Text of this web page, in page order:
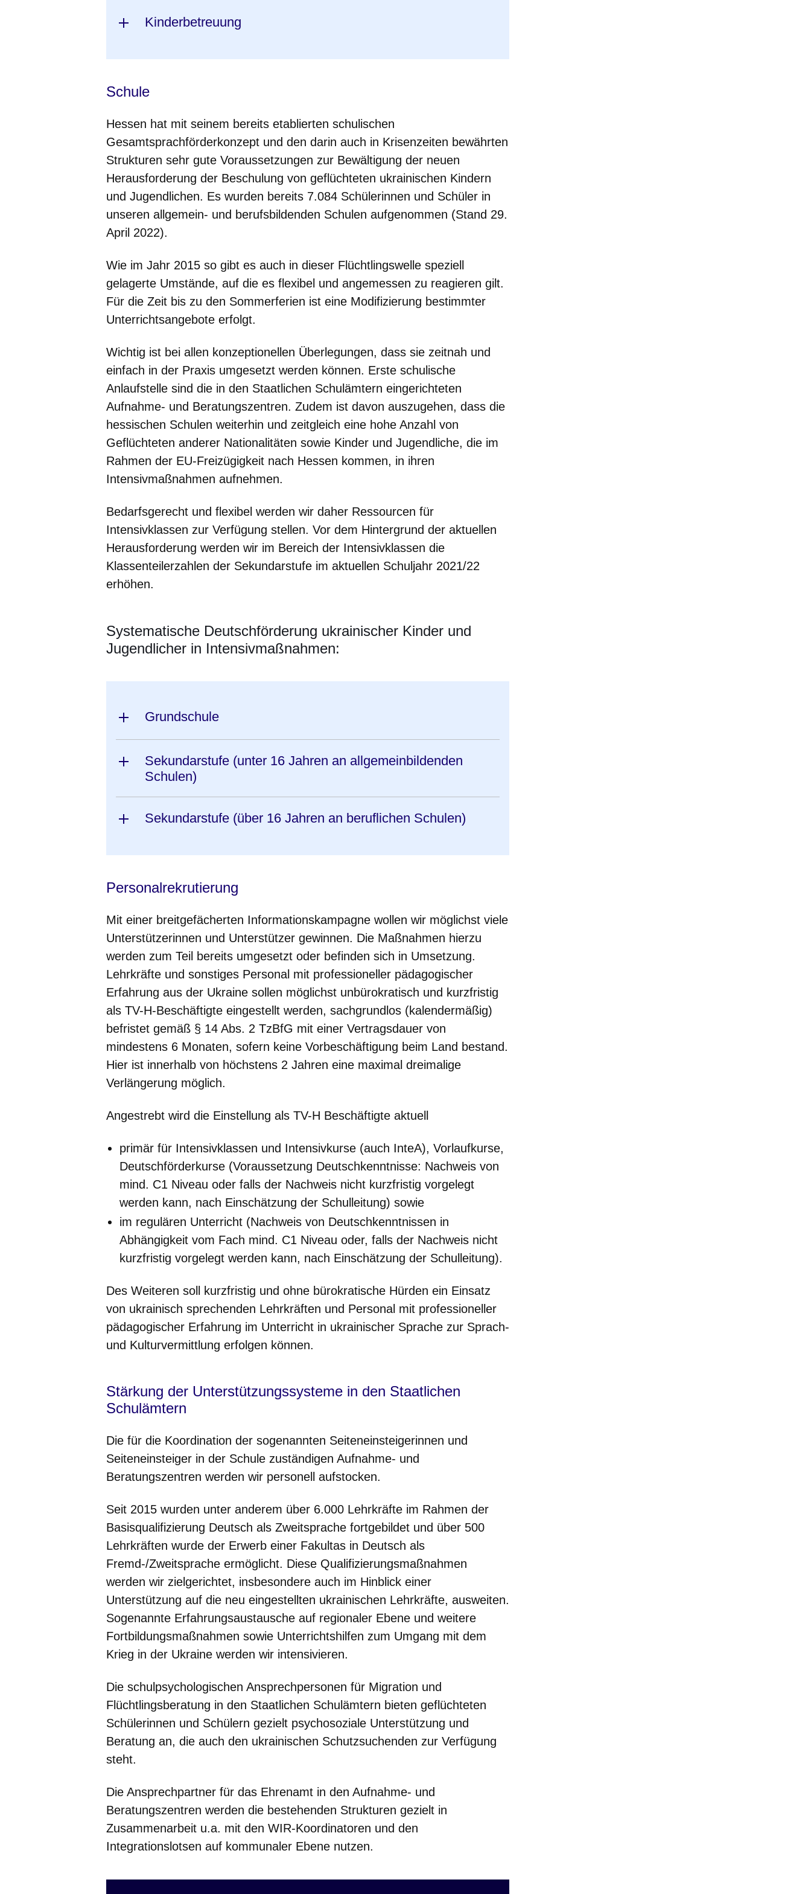
Kinderbetreuung
Schule
Hessen hat mit seinem bereits etablierten schulischen
Gesamtsprachförderkonzept und den darin auch in Krisenzeiten bewährten
Strukturen sehr gute Voraussetzungen zur Bewältigung der neuen
Herausforderung der Beschulung von geflüchteten ukrainischen Kindern
und Jugendlichen. Es wurden bereits 7.084 Schülerinnen und Schüler in
unseren allgemein- und berufsbildenden Schulen aufgenommen (Stand 29.
April 2022).
Wie im Jahr 2015 so gibt es auch in dieser Flüchtlingswelle speziell
gelagerte Umstände, auf die es flexibel und angemessen zu reagieren gilt.
Für die Zeit bis zu den Sommerferien ist eine Modifizierung bestimmter
Unterrichtsangebote erfolgt.
Wichtig ist bei allen konzeptionellen Überlegungen, dass sie zeitnah und
einfach in der Praxis umgesetzt werden können. Erste schulische
Anlaufstelle sind die in den Staatlichen Schulämtern eingerichteten
Aufnahme- und Beratungszentren. Zudem ist davon auszugehen, dass die
hessischen Schulen weiterhin und zeitgleich eine hohe Anzahl von
Geflüchteten anderer Nationalitäten sowie Kinder und Jugendliche, die im
Rahmen der EU-Freizügigkeit nach Hessen kommen, in ihren
Intensivmaßnahmen aufnehmen.
Bedarfsgerecht und flexibel werden wir daher Ressourcen für
Intensivklassen zur Verfügung stellen. Vor dem Hintergrund der aktuellen
Herausforderung werden wir im Bereich der Intensivklassen die
Klassenteilerzahlen der Sekundarstufe im aktuellen Schuljahr 2021/22
erhöhen.
Systematische Deutschförderung ukrainischer Kinder und
Jugendlicher in Intensivmaßnahmen:
Grundschule
Sekundarstufe (unter 16 Jahren an allgemeinbildenden
Schulen)
Sekundarstufe (über 16 Jahren an beruflichen Schulen)
Personalrekrutierung
Mit einer breitgefächerten Informationskampagne wollen wir möglichst viele
Unterstützerinnen und Unterstützer gewinnen. Die Maßnahmen hierzu
werden zum Teil bereits umgesetzt oder befinden sich in Umsetzung.
Lehrkräfte und sonstiges Personal mit professioneller pädagogischer
Erfahrung aus der Ukraine sollen möglichst unbürokratisch und kurzfristig
als TV-H-Beschäftigte eingestellt werden, sachgrundlos (kalendermäßig)
befristet gemäß § 14 Abs. 2 TzBfG mit einer Vertragsdauer von
mindestens 6 Monaten, sofern keine Vorbeschäftigung beim Land bestand.
Hier ist innerhalb von höchstens 2 Jahren eine maximal dreimalige
Verlängerung möglich.
Angestrebt wird die Einstellung als TV-H Beschäftigte aktuell
primär für Intensivklassen und Intensivkurse (auch InteA), Vorlaufkurse,
Deutschförderkurse (Voraussetzung Deutschkenntnisse: Nachweis von
mind. C1 Niveau oder falls der Nachweis nicht kurzfristig vorgelegt
werden kann, nach Einschätzung der Schulleitung) sowie
im regulären Unterricht (Nachweis von Deutschkenntnissen in
Abhängigkeit vom Fach mind. C1 Niveau oder, falls der Nachweis nicht
kurzfristig vorgelegt werden kann, nach Einschätzung der Schulleitung).
Des Weiteren soll kurzfristig und ohne bürokratische Hürden ein Einsatz
von ukrainisch sprechenden Lehrkräften und Personal mit professioneller
pädagogischer Erfahrung im Unterricht in ukrainischer Sprache zur Sprach-
und Kulturvermittlung erfolgen können.
Stärkung der Unterstützungssysteme in den Staatlichen
Schulämtern
Die für die Koordination der sogenannten Seiteneinsteigerinnen und
Seiteneinsteiger in der Schule zuständigen Aufnahme- und
Beratungszentren werden wir personell aufstocken.
Seit 2015 wurden unter anderem über 6.000 Lehrkräfte im Rahmen der
Basisqualifizierung Deutsch als Zweitsprache fortgebildet und über 500
Lehrkräften wurde der Erwerb einer Fakultas in Deutsch als
Fremd-/Zweitsprache ermöglicht. Diese Qualifizierungsmaßnahmen
werden wir zielgerichtet, insbesondere auch im Hinblick einer
Unterstützung auf die neu eingestellten ukrainischen Lehrkräfte, ausweiten.
Sogenannte Erfahrungsaustausche auf regionaler Ebene und weitere
Fortbildungsmaßnahmen sowie Unterrichtshilfen zum Umgang mit dem
Krieg in der Ukraine werden wir intensivieren.
Die schulpsychologischen Ansprechpersonen für Migration und
Flüchtlingsberatung in den Staatlichen Schulämtern bieten geflüchteten
Schülerinnen und Schülern gezielt psychosoziale Unterstützung und
Beratung an, die auch den ukrainischen Schutzsuchenden zur Verfügung
steht.
Die Ansprechpartner für das Ehrenamt in den Aufnahme- und
Beratungszentren werden die bestehenden Strukturen gezielt in
Zusammenarbeit u.a. mit den WIR-Koordinatoren und den
Integrationslotsen auf kommunaler Ebene nutzen.